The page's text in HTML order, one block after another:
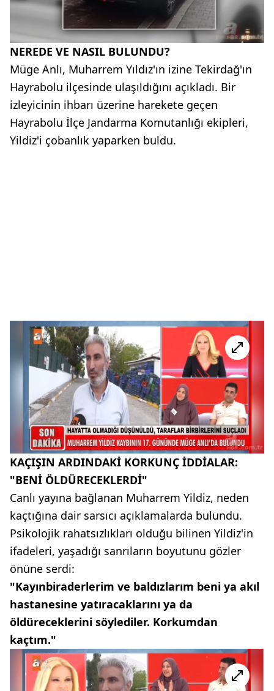
NEREDE VE NASIL BULUNDU?
Müge Anlı, Muharrem Yıldız'ın izine Tekirdağ'ın
Hayrabolu ilçesinde ulaşıldığını açıkladı. Bir
izleyicinin ihbarı üzerine harekete geçen
Hayrabolu İlçe Jandarma Komutanlığı ekipleri,
Yildiz'i çobanlık yaparken buldu.
KAÇIŞIN ARDINDAKİ KORKUNÇ İDDİALAR:
"BENİ ÖLDÜRECEKLERDİ"
Canlı yayına bağlanan Muharrem Yildiz, neden
kaçtığına dair sarsıcı açıklamalarda bulundu.
Psikolojik rahatsızlıkları olduğu bilinen Yildiz'in
ifadeleri, yaşadığı sanrıların boyutunu gözler
önüne serdi:
"Kayınbiraderlerim ve baldızlarım beni ya akıl
hastanesine yatıracaklarını ya da
öldüreceklerini söylediler. Korkumdan
kaçtım."